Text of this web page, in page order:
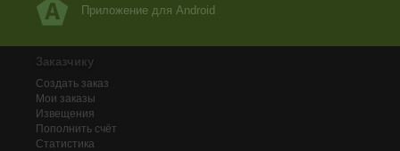
Приложение для Android
Заказчику
Создать заказ
Мои заказы
Извещения
Пополнить счёт
Статистика